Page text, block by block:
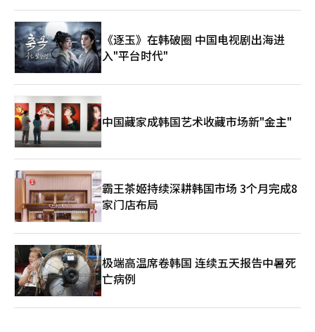
《逐玉》在韩破圈 中国电视剧出海进
入"平台时代"
中国藏家成韩国艺术收藏市场新"金主"
霸王茶姬持续深耕韩国市场 3个月完成8
家门店布局
极端高温席卷韩国 连续五天报告中暑死
亡病例